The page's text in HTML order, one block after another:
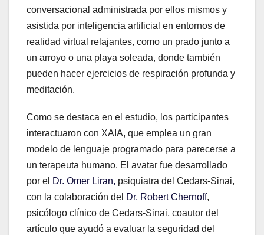
conversacional administrada por ellos mismos y
asistida por inteligencia artificial en entornos de
realidad virtual relajantes, como un prado junto a
un arroyo o una playa soleada, donde también
pueden hacer ejercicios de respiración profunda y
meditación.
Como se destaca en el estudio, los participantes
interactuaron con XAIA, que emplea un gran
modelo de lenguaje programado para parecerse a
un terapeuta humano. El avatar fue desarrollado
por el Dr. Omer Liran, psiquiatra del Cedars-Sinai,
con la colaboración del Dr. Robert Chernoff,
psicólogo clínico de Cedars-Sinai, coautor del
artículo que ayudó a evaluar la seguridad del